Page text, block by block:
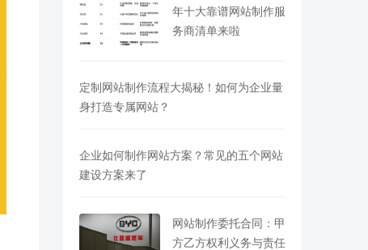
年十大靠谱网站制作服
务商清单来啦
定制网站制作流程大揭秘！如何为企业量
身打造专属网站？
企业如何制作网站方案？常见的五个网站
建设方案来了
网站制作委托合同：甲
方乙方权利义务与责任